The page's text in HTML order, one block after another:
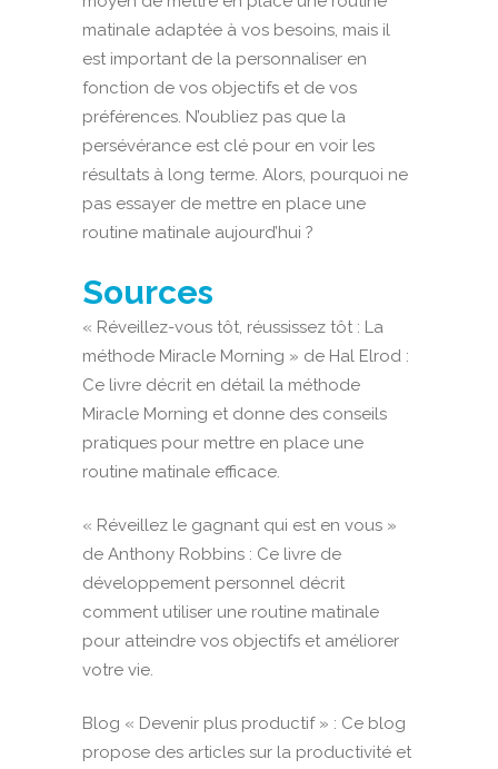
matinale adaptée à vos besoins, mais il
est important de la personnaliser en
fonction de vos objectifs et de vos
préférences. N’oubliez pas que la
persévérance est clé pour en voir les
résultats à long terme. Alors, pourquoi ne
pas essayer de mettre en place une
routine matinale aujourd’hui ?
Sources
« Réveillez-vous tôt, réussissez tôt : La
méthode Miracle Morning » de Hal Elrod :
Ce livre décrit en détail la méthode
Miracle Morning et donne des conseils
pratiques pour mettre en place une
routine matinale efficace.
« Réveillez le gagnant qui est en vous »
de Anthony Robbins : Ce livre de
développement personnel décrit
comment utiliser une routine matinale
pour atteindre vos objectifs et améliorer
votre vie.
Blog « Devenir plus productif » : Ce blog
propose des articles sur la productivité et